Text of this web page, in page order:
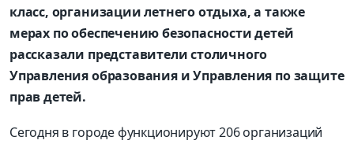
класс, организации летнего отдыха, а также
мерах по обеспечению безопасности детей
рассказали представители столичного
Управления образования и Управления по защите
прав детей.
Сегодня в городе функционируют 206 организаций